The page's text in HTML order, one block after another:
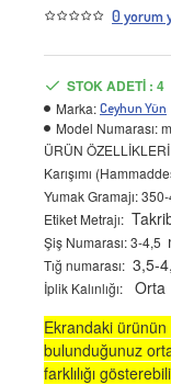
0 yorum
STOK ADETI : 4
Marka: Ceyhun Yün
Model Numarası:
ÜRÜN ÖZELLİKLERİ
Karışımı
Yumak Gramajı:
Etiket Metrajı:
Şiş Numarası: 3-4,5
Tığ numarası: 3,5-
İplik Kalınlığı:
Orta
Ekrandaki
bulunduğunuz
farklılığı